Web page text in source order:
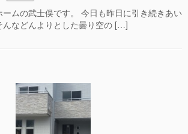
ムの武士俣です。 今日も昨日に引き続きあい
んなどんよりとした曇り空の […]